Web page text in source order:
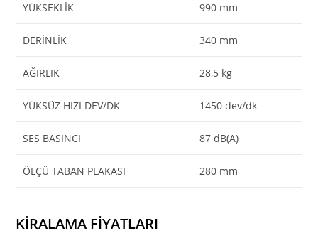
YÜKSEKLIK 990 mm
DERINLIK 340 mm
AĞIRLIK 28,5 kg
YÜKSÜZ HIZI DEV/DK 1450 dev/dk
SES BASINCI 87 dB(A)
ÖLÇÜ TABAN PLAKASI 280 mm
KİRALAMA FİYATLARI